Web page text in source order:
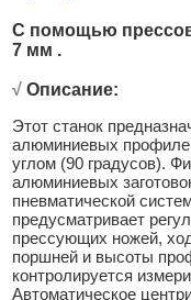
С помощью
7 мм .
√ Описание:
Этот станок
алюминиевых
углом (90 градусов).
алюминиевых
пневматической
предусматривает
прессующих ножей,
поршней и высоты
контролируется
Автоматическое